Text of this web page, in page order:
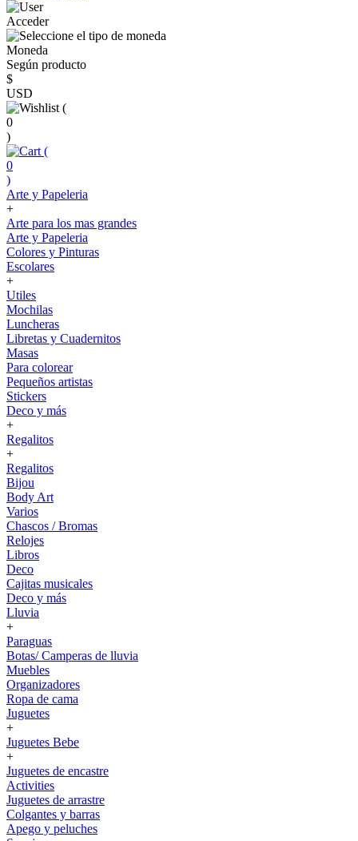
Acceder
Moneda
Según producto
$
USD
(
0
)
(
0
)
Arte y Papeleria
+
Arte para los mas grandes
Arte y Papeleria
Colores y Pinturas
Escolares
+
Utiles
Mochilas
Luncheras
Libretas y Cuadernitos
Masas
Para colorear
Pequeños artistas
Stickers
Deco y más
+
Regalitos
+
Regalitos
Bijou
Body Art
Varios
Chascos / Bromas
Relojes
Libros
Deco
Cajitas musicales
Deco y más
Lluvia
+
Paraguas
Botas/ Camperas de lluvia
Muebles
Organizadores
Ropa de cama
Juguetes
+
Juguetes Bebe
+
Juguetes de encastre
Activities
Juguetes de arrastre
Colgantes y barras
Apego y peluches